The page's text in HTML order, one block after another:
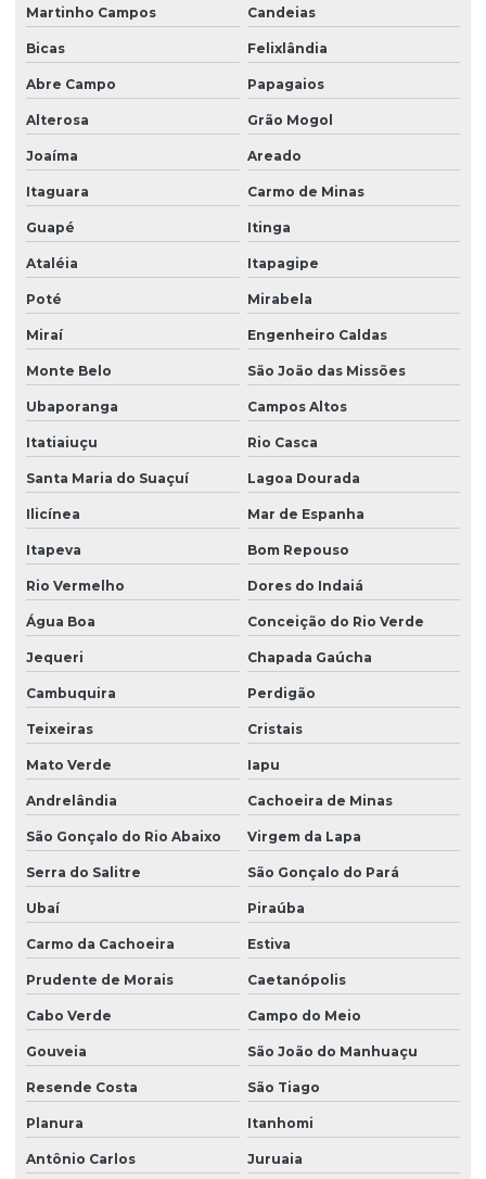
Martinho Campos Candeias
Bicas Felixlândia
Abre Campo Papagaios
Alterosa Grão Mogol
Joaíma Areado
Itaguara Carmo de Minas
Guapé Itinga
Ataléia Itapagipe
Poté Mirabela
Miraí Engenheiro Caldas
Monte Belo São João das Missões
Ubaporanga Campos Altos
Itatiaiuçu Rio Casca
Santa Maria do Suaçuí Lagoa Dourada
Ilicínea Mar de Espanha
Itapeva Bom Repouso
Rio Vermelho Dores do Indaiá
Água Boa Conceição do Rio Verde
Jequeri Chapada Gaúcha
Cambuquira Perdigão
Teixeiras Cristais
Mato Verde Iapu
Andrelândia Cachoeira de Minas
São Gonçalo do Rio Abaixo Virgem da Lapa
Serra do Salitre São Gonçalo do Pará
Ubaí Piraúba
Carmo da Cachoeira Estiva
Prudente de Morais Caetanópolis
Cabo Verde Campo do Meio
Gouveia São João do Manhuaçu
Resende Costa São Tiago
Planura Itanhomi
Antônio Carlos Juruaia